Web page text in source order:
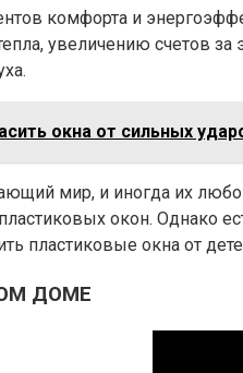
комфорта и
увеличению счетов
окна от сильных
мир, и иногда их
окон. Однако
пластиковые окна от
ДОМЕ